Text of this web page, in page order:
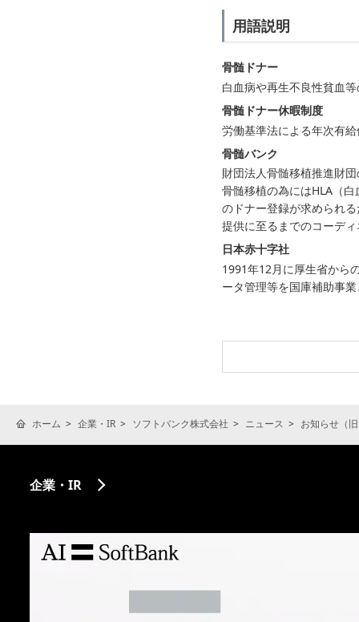
用語説明
骨髄ドナー
白血病や再生不良性貧血
骨髄ドナー休暇制度
労働基準法による年次有
骨髄バンク
財団法人骨髄移植推進財
骨髄移植の為にはHLA（
のドナー登録が求められ
提供に至るまでのコーデ
日本赤十字社
1991年12月に厚生省から
ータ管理等を国庫補助事
ホーム 企業・IR ソフトバンク株式会社 ニュース お知らせ（
企業・IR